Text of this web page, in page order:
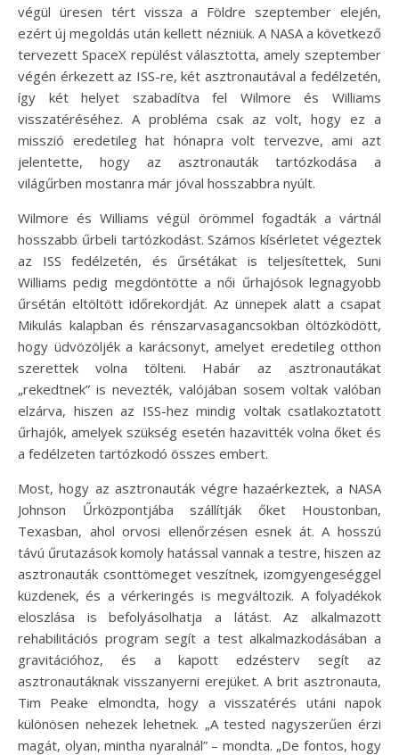
végül üresen tért vissza a Földre szeptember elején,
ezért új megoldás után kellett nézniük. A NASA a következő
tervezett SpaceX repülést választotta, amely szeptember
végén érkezett az ISS-re, két asztronautával a fedélzetén,
így két helyet szabadítva fel Wilmore és Williams
visszatéréséhez. A probléma csak az volt, hogy ez a
misszió eredetileg hat hónapra volt tervezve, ami azt
jelentette, hogy az asztronauták tartózkodása a
világűrben mostanra már jóval hosszabbra nyúlt.
Wilmore és Williams végül örömmel fogadták a vártnál
hosszabb űrbeli tartózkodást. Számos kísérletet végeztek
az ISS fedélzetén, és űrsétákat is teljesítettek, Suni
Williams pedig megdöntötte a női űrhajósok legnagyobb
űrsétán eltöltött időrekordját. Az ünnepek alatt a csapat
Mikulás kalapban és rénszarvasagancsokban öltözködött,
hogy üdvözöljék a karácsonyt, amelyet eredetileg otthon
szerettek volna tölteni. Habár az asztronautákat
„rekedtnek” is nevezték, valójában sosem voltak valóban
elzárva, hiszen az ISS-hez mindig voltak csatlakoztatott
űrhajók, amelyek szükség esetén hazavitték volna őket és
a fedélzeten tartózkodó összes embert.
Most, hogy az asztronauták végre hazaérkeztek, a NASA
Johnson Űrközpontjába szállítják őket Houstonban,
Texasban, ahol orvosi ellenőrzésen esnek át. A hosszú
távú űrutazások komoly hatással vannak a testre, hiszen az
asztronauták csonttömeget veszítnek, izomgyengeséggel
küzdenek, és a vérkeringés is megváltozik. A folyadékok
eloszlása is befolyásolhatja a látást. Az alkalmazott
rehabilitációs program segít a test alkalmazkodásában a
gravitációhoz, és a kapott edzésterv segít az
asztronautáknak visszanyerni erejüket. A brit asztronauta,
Tim Peake elmondta, hogy a visszatérés utáni napok
különösen nehezek lehetnek. „A tested nagyszerűen érzi
magát, olyan, mintha nyaralnál” – mondta. „De fontos, hogy